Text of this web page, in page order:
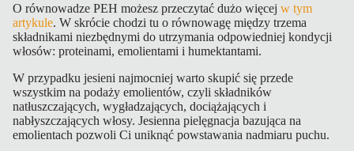
O równowadze PEH możesz przeczytać dużo więcej w tym
artykule. W skrócie chodzi tu o równowagę między trzema
składnikami niezbędnymi do utrzymania odpowiedniej kondycji
włosów: proteinami, emolientami i humektantami.
W przypadku jesieni najmocniej warto skupić się przede
wszystkim na podaży emolientów, czyli składników
natłuszczających, wygładzających, dociążających i
nabłyszczających włosy. Jesienna pielęgnacja bazująca na
emolientach pozwoli Ci uniknąć powstawania nadmiaru puchu.